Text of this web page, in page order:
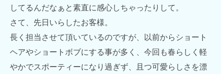
してるんだなぁと素直に感心しちゃったりして。
さて、先日いらしたお客様。
長く担当させて頂いているのですが、以前からショート
ヘアやショートボブにする事が多く、今回も春らしく軽
やかでスポーティーになり過ぎず、且つ可愛らしさを漂